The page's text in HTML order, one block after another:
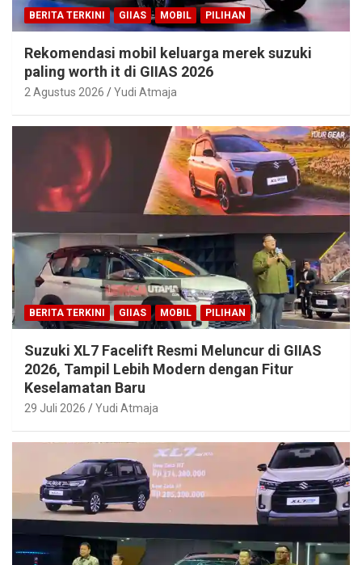
BERITA TERKINI GIIAS MOBIL PILIHAN
Rekomendasi mobil keluarga merek suzuki
paling worth it di GIIAS 2026
2 Agustus 2026 Yudi Atmaja
BERITA TERKINI GIIAS MOBIL PILIHAN
Suzuki XL7 Facelift Resmi Meluncur di GIIAS
2026, Tampil Lebih Modern dengan Fitur
Keselamatan Baru
29 Juli 2026 Yudi Atmaja